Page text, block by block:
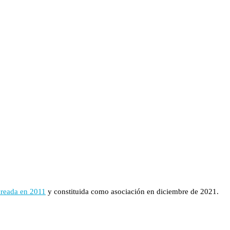
en 2011 y constituida como asociación en diciembre de 2021.